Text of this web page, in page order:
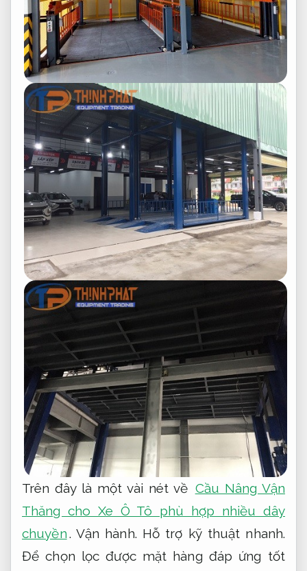
Trên đây là một vài nét về Cầu Nâng Vận
Thăng cho Xe Ô Tô phù hợp nhiều dây
chuyền. Vận hành. Hỗ trợ kỹ thuật nhanh.
Để chọn lọc được mặt hàng đáp ứng tốt